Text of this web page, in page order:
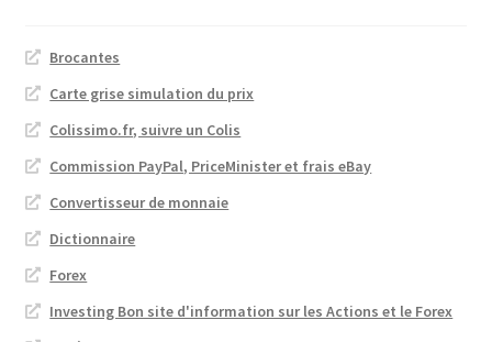
Brocantes
Carte grise simulation du prix
Colissimo.fr, suivre un Colis
Commission PayPal, PriceMinister et frais eBay
Convertisseur de monnaie
Dictionnaire
Forex
Investing Bon site d'information sur les Actions et le Forex